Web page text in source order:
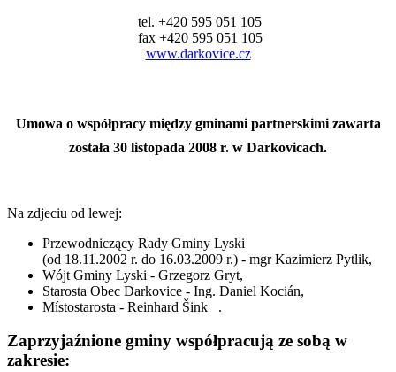
tel. +420 595 051 105
fax +420 595 051 105
www.darkovice.cz
Umowa o współpracy między gminami partnerskimi zawarta
została 30 listopada 2008 r. w Darkovicach.
Na zdjeciu od lewej:
Przewodniczący Rady Gminy Lyski
(od 18.11.2002 r. do 16.03.2009 r.) - mgr Kazimierz Pytlik,
Wójt Gminy Lyski - Grzegorz Gryt,
Starosta Obec Darkovice - Ing. Daniel Kocián,
Místostarosta - Reinhard Šink
.
Zaprzyjaźnione gminy współpracują ze sobą w
zakresie: